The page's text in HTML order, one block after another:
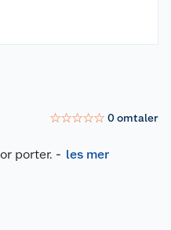
☆☆☆☆☆ 0omtaler
porter. - les mer